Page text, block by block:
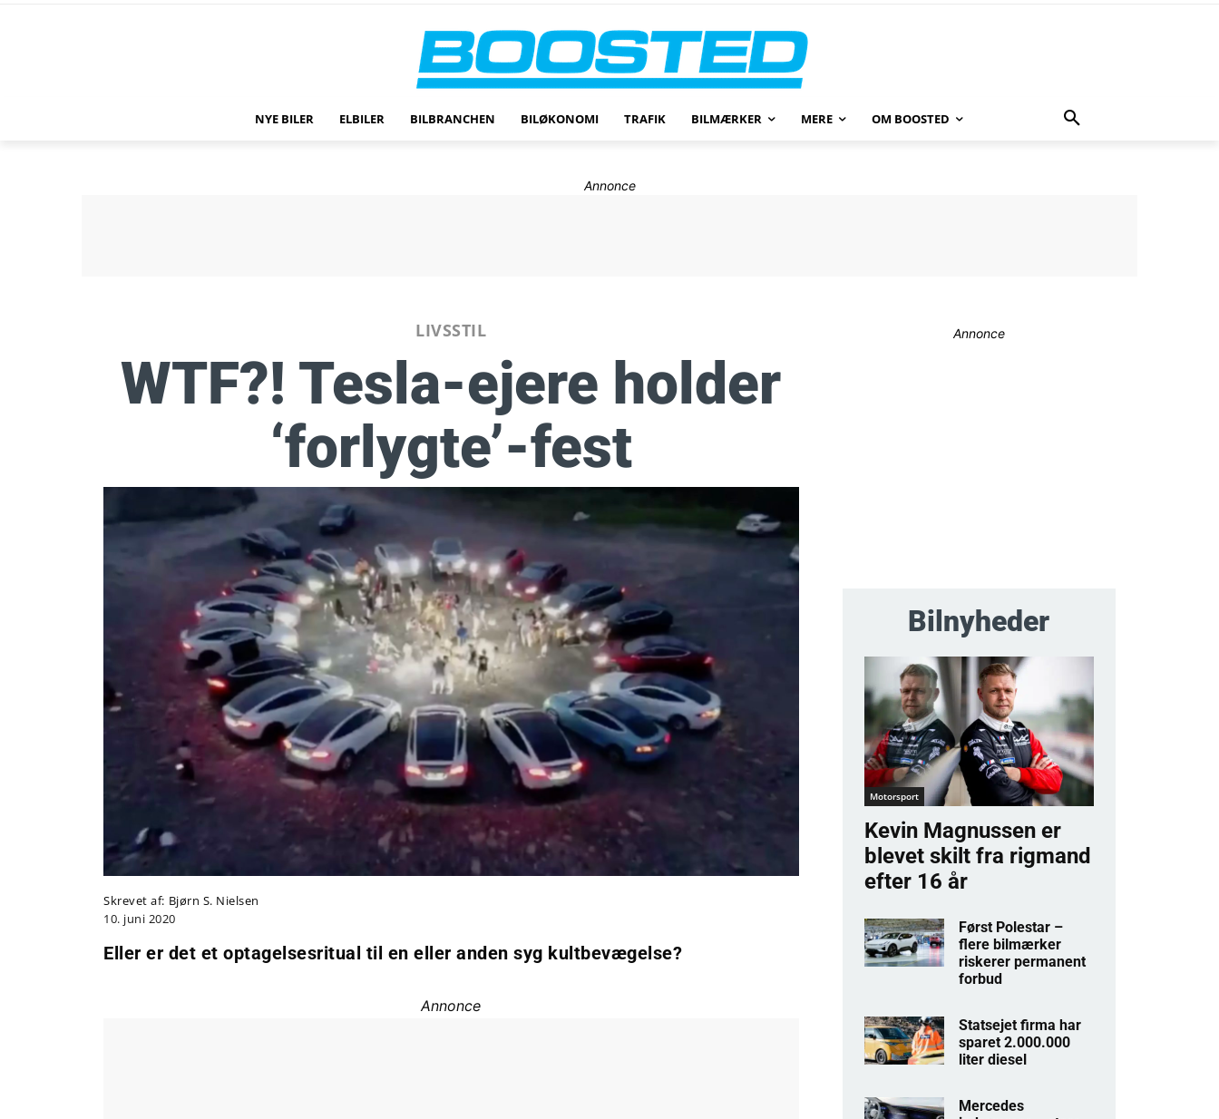
NYE BILER ELBILER BILBRANCHEN BILØKONOMI TRAFIK BILMÆRKER MERE OM BOOSTED
Annonce
LIVSSTIL
WTF?! Tesla-ejere holder
‘forlygte’-fest
Skrevet af: Bjørn S. Nielsen
10. juni 2020
Eller er det et optagelsesritual til en eller anden syg kultbevægelse?
Annonce
Annonce
Bilnyheder
Motorsport
Kevin Magnussen er
blevet skilt fra rigmand
efter 16 år
Først Polestar –
flere bilmærker
riskerer permanent
forbud
Statsejet firma har
sparet 2.000.000
liter diesel
Mercedes